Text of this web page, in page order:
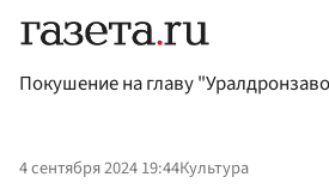
Покушение на главу
4 сентября 2024 19:44Культура